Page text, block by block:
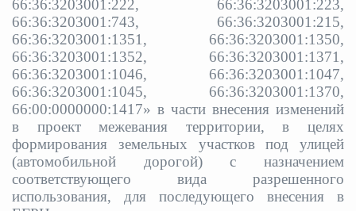
66:36:3203001:222, 66:36:3203001:223,
66:36:3203001:743, 66:36:3203001:215,
66:36:3203001:1351, 66:36:3203001:1350,
66:36:3203001:1352, 66:36:3203001:1371,
66:36:3203001:1046, 66:36:3203001:1047,
66:36:3203001:1045, 66:36:3203001:1370,
66:00:0000000:1417» в части внесения изменений
в проект межевания территории, в целях
формирования земельных участков под улицей
(автомобильной дорогой) с назначением
соответствующего вида разрешенного
использования, для последующего внесения в